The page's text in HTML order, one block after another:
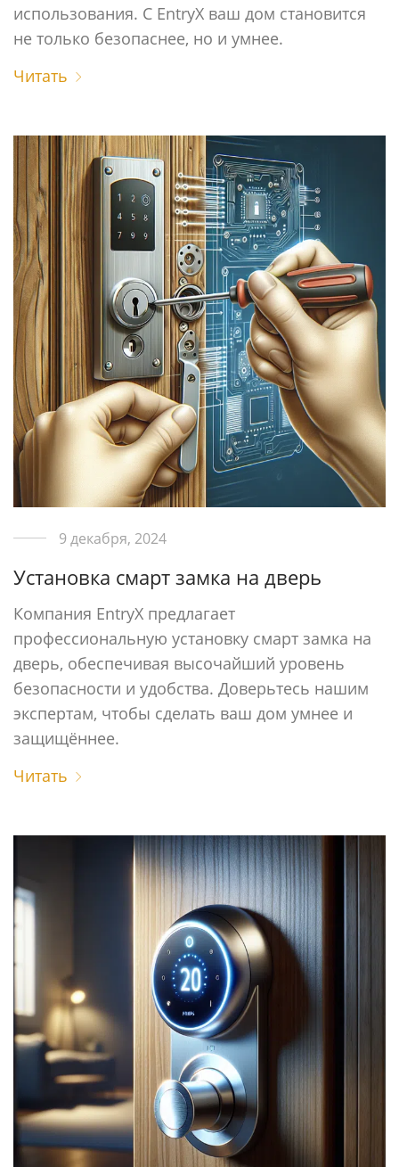
использования. С EntryX ваш дом становится
не только безопаснее, но и умнее.
Читать
9 декабря, 2024
Установка смарт замка на дверь
Компания EntryX предлагает
профессиональную установку смарт замка на
дверь, обеспечивая высочайший уровень
безопасности и удобства. Доверьтесь нашим
экспертам, чтобы сделать ваш дом умнее и
защищённее.
Читать